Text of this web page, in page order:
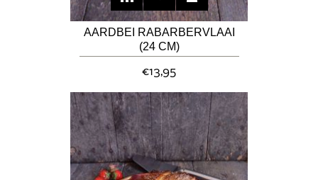
AARDBEI RABARBERVLAAI
(24 CM)
€13,95